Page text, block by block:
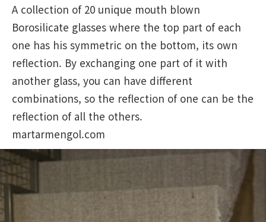
A collection of 20 unique mouth blown
Borosilicate glasses where the top part of each
one has his symmetric on the bottom, its own
reflection. By exchanging one part of it with
another glass, you can have different
combinations, so the reflection of one can be the
reflection of all the others.
martarmengol.com